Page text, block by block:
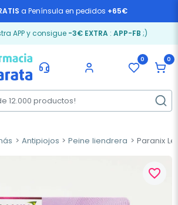
a Península en pedidos +65€
APP y consigue -3€ EXTRA: APP-FB ;)
0 0
Antipiojos Peine liendrera Paranix
favorite_border